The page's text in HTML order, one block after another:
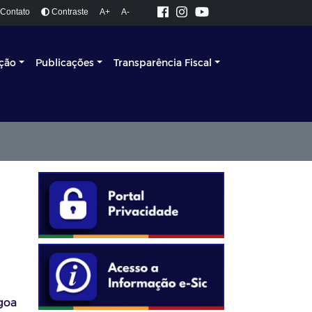
Contato Contraste A+ A-
Publicações Transparência Fiscal